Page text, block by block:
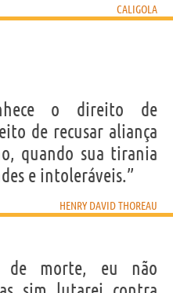
CALIGOLA
o direito de
de recusar aliança
quando sua tirania
e intoleráveis.”
HENRY DAVID THOREAU
de morte, eu não